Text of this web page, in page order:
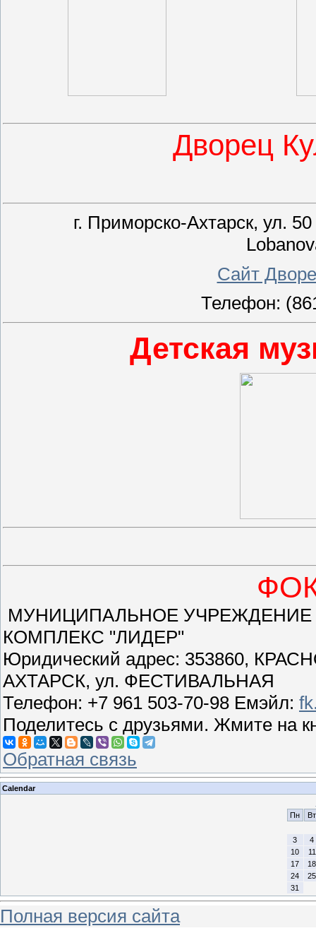
Дворец
г. Приморско-Ахтарск, ул.
Сайт
Телефон:
Детская
МУНИЦИПАЛЬНОЕ
КОМПЛЕКС "ЛИДЕР"
Юридический адрес: 353860,
АХТАРСК, ул. ФЕСТИВАЛЬНАЯ
Телефон: +7 961 503-70-98 Емэйл:
Поделитесь с друзьями. Жмите на
Обратная связь
Calendar
Пн
Вт
3
4
10
11
17
18
24
25
31
Полная версия сайта